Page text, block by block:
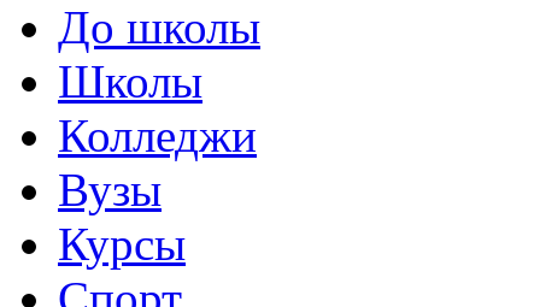
До школы
Школы
Колледжи
Вузы
Курсы